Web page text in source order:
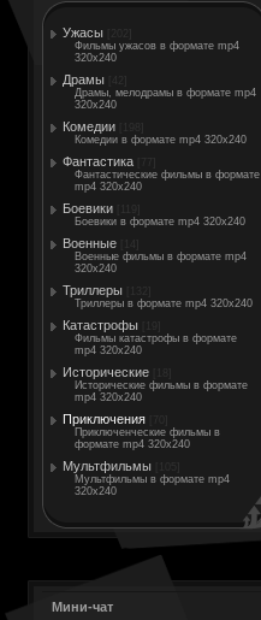
Ужасы
Фильмы ужасов в формате mp4
320x240
Драмы
Драмы, мелодрамы в формате mp4
320x240
Комедии
Комедии в формате mp4 320x240
Фантастика
Фантастические фильмы в формате
mp4 320x240
Боевики
Боевики в формате mp4 320x240
Военные
Военные фильмы в формате mp4
320x240
Триллеры
Триллеры в формате mp4 320x240
Катастрофы
Фильмы катастрофы в формате
mp4 320x240
Исторические
Исторические фильмы в формате
mp4 320x240
Приключения
Приключенческие фильмы в
формате mp4 320x240
Мультфильмы
Мультфильмы в формате mp4
320x240
Мини-чат